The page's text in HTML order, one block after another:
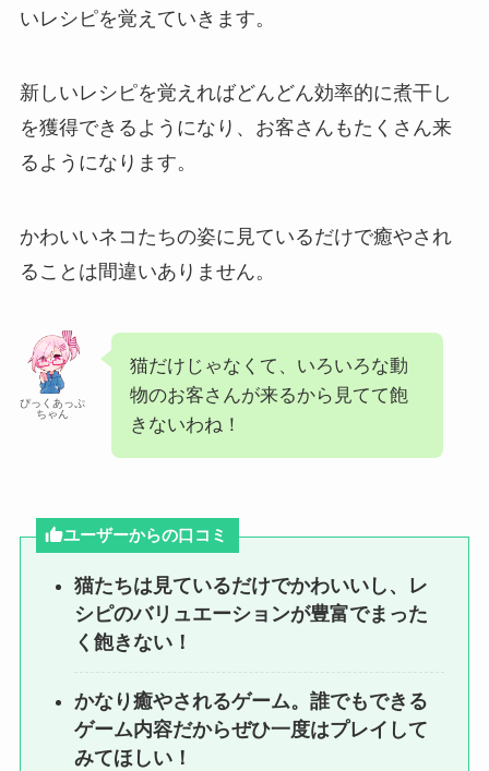
いレシピを覚えていきます。
新しいレシピを覚えればどんどん効率的に煮干し
を獲得できるようになり、お客さんもたくさん来
るようになります。
かわいいネコたちの姿に見ているだけで癒やされ
ることは間違いありません。
ぴっくあっぷ
ちゃん
猫だけじゃなくて、いろいろな動
物のお客さんが来るから見てて飽
きないわね！
ユーザーからの口コミ
猫たちは見ているだけでかわいいし、レ
シピのバリュエーションが豊富でまった
く飽きない！
かなり癒やされるゲーム。誰でもできる
ゲーム内容だからぜひ一度はプレイして
みてほしい！